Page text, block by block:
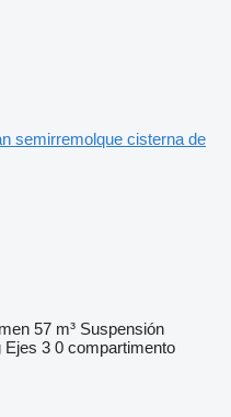
semirremolque cisterna de
57 m³ Suspensión
Ejes 3 0 compartimento